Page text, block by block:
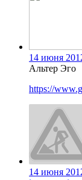
14 июня
Альтер Эго
https://
14 июня